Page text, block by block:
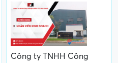
Công ty TNHH Công